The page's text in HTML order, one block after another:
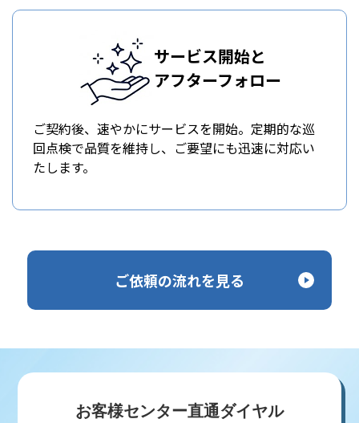
サービス開始と
アフターフォロー
ご契約後、速やかにサービスを開始。定期的な巡
回点検で品質を維持し、ご要望にも迅速に対応い
たします。
ご依頼の流れを見る
お客様センター直通ダイヤル